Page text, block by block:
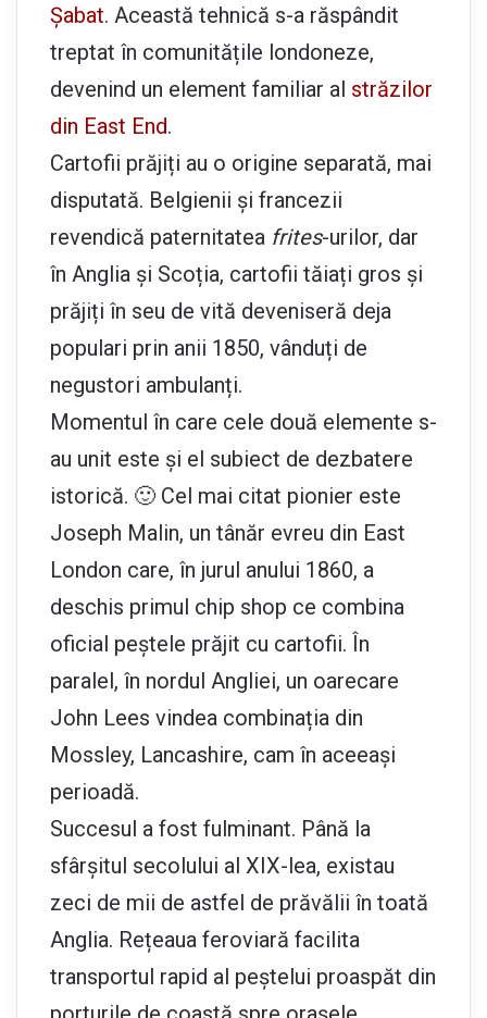
Șabat. Această tehnică s-a răspândit
treptat în comunitățile londoneze,
devenind un element familiar al străzilor
din East End.
Cartofii prăjiți au o origine separată, mai
disputată. Belgienii și francezii
revendică paternitatea frites-urilor, dar
în Anglia și Scoția, cartofii tăiați gros și
prăjiți în seu de vită deveniseră deja
populari prin anii 1850, vânduți de
negustori ambulanți.
Momentul în care cele două elemente s-
au unit este și el subiect de dezbatere
istorică. 🙂 Cel mai citat pionier este
Joseph Malin, un tânăr evreu din East
London care, în jurul anului 1860, a
deschis primul chip shop ce combina
oficial peștele prăjit cu cartofii. În
paralel, în nordul Angliei, un oarecare
John Lees vindea combinația din
Mossley, Lancashire, cam în aceeași
perioadă.
Succesul a fost fulminant. Până la
sfârșitul secolului al XIX-lea, existau
zeci de mii de astfel de prăvălii în toată
Anglia. Rețeaua feroviară facilita
transportul rapid al peștelui proaspăt din